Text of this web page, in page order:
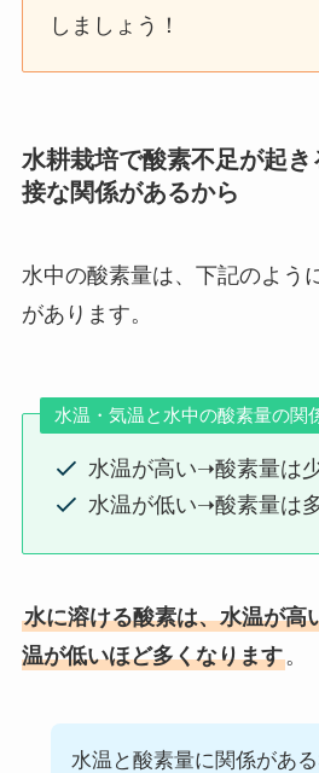
しましょう！
水耕栽培で酸素不足が起
接な関係があるから
水中の酸素量は、下記のよう
があります。
水温・気温と水中の酸素量の関
水温が高い➝酸素量は
水温が低い➝酸素量は
水に溶ける酸素は、水温が高
温が低いほど多くなります。
水温と酸素量に関係があ